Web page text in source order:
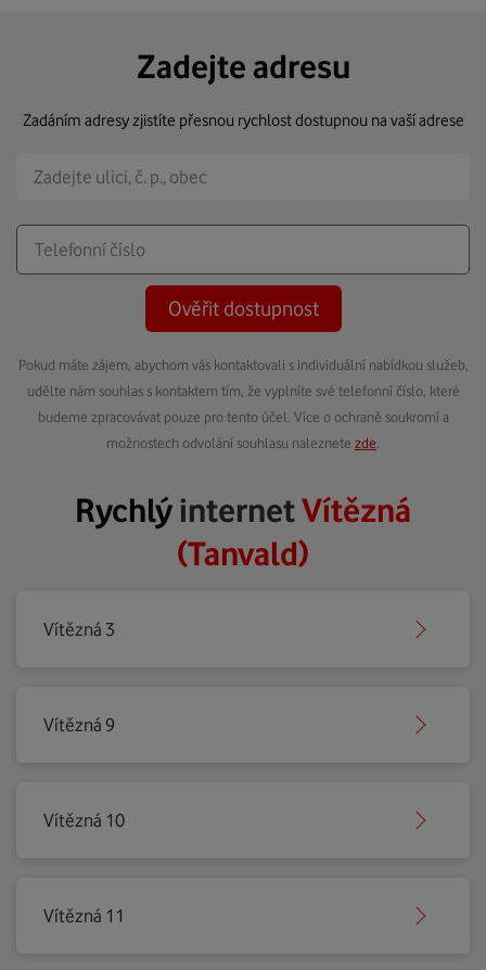
Zadejte adresu
Zadáním adresy zjistíte přesnou rychlost dostupnou na vaší adrese
Ověřit dostupnost
Pokud máte zájem, abychom vás kontaktovali s individuální nabídkou služeb,
udělte nám souhlas s kontaktem tím, že vyplníte své telefonní číslo, které
budeme zpracovávat pouze pro tento účel. Více o ochraně soukromí a
možnostech odvolání souhlasu naleznete zde
RychlýinternetVítězná
(Tanvald)
Vítězná 3
Vítězná 9
Vítězná 10
Vítězná 11